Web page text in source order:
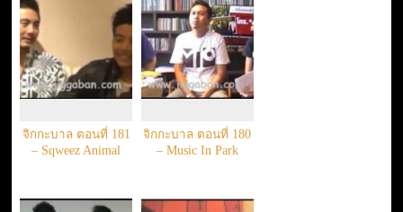
จิกกะบาล ตอนที่ 181
– Sqweez Animal
จิกกะบาล ตอนที่ 180
– Music In Park